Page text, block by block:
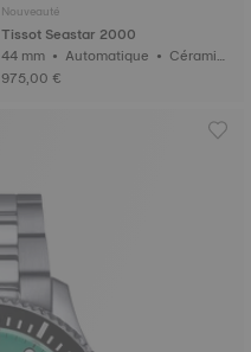
Nouveauté
Tissot Seastar 2000
44 mm • Automatique • Céramiq
ue
975,00 €